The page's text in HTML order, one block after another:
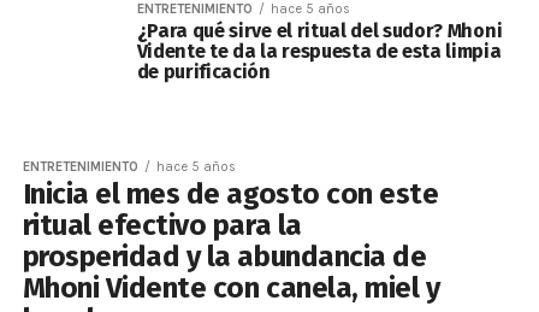
ENTRETENIMIENTO hace 5 años
¿Para qué sirve el ritual del sudor? Mhoni
Vidente te da la respuesta de esta limpia
de purificación
ENTRETENIMIENTO hace 5 años
Inicia el mes de agosto con este
ritual efectivo para la
prosperidad y la abundancia de
Mhoni Vidente con canela, miel y